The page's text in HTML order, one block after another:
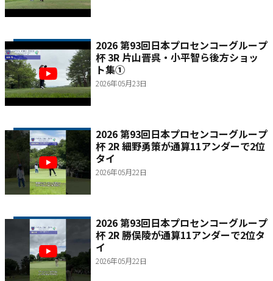
2026 第93回日本プロセンコーグループ
杯 3R 片山晋呉・小平智ら後方ショッ
ト集①
2026年05月23日
2026 第93回日本プロセンコーグループ
杯 2R 細野勇策が通算11アンダーで2位
タイ
2026年05月22日
2026 第93回日本プロセンコーグループ
杯 2R 勝俣陵が通算11アンダーで2位タ
イ
2026年05月22日